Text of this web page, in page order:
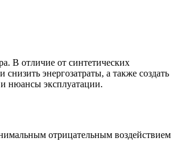
В отличие от синтетических
энергозатраты, а также создать
нюансы эксплуатации.
отрицательным воздействием